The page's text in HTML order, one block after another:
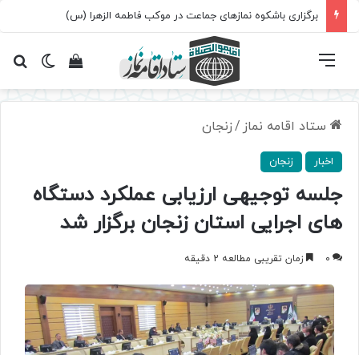
برگزاری باشکوه نمازهای جماعت در موکب فاطمه الزهرا (س)
تغییرمشاهده فهرست
ستاد اقامه نماز /زنجان
اخبار زنجان
جلسه توجیهی ارزیابی عملکرد دستگاه
های اجرایی استان زنجان برگزار شد
0 زمان تقریبی مطالعه 2 دقیقه